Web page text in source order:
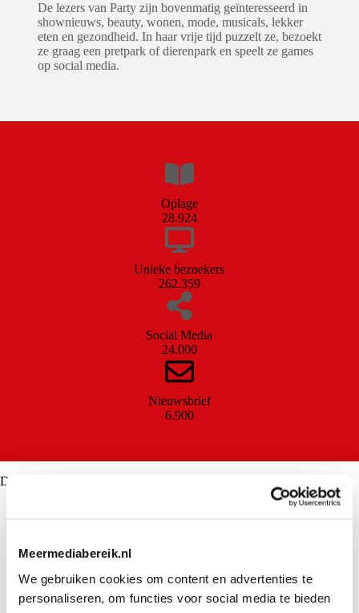
Meermediabereik.nl
We gebruiken cookies om content en advertenties te
personaliseren, om functies voor social media te bieden
De lezers van Party zijn bovenmatig geïnteresseerd in
shownieuws, beauty, wonen, mode, musicals, lekker
eten en gezondheid. In haar vrije tijd puzzelt ze, bezoekt
ze graag een pretpark of dierenpark en speelt ze games
op social media.
Oplage
28.924
Unieke bezoekers
262.359
Social Media
24.000
Nieuwsbrief
6.900
Downloads
Bereik Party